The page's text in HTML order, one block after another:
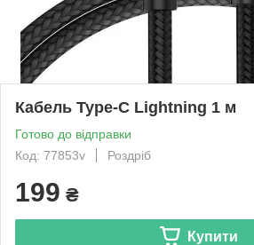
Кабель Type-С Lightning 1 м
Готово до відправки
Код: 77853v
Роздріб
199 ₴
Купити